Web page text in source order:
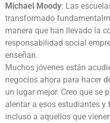
Michael Moody: Las
transformado
manera que han llevado la
responsabilidad social
enseñan.
Muchos jóvenes están
negocios ahora para hacer
un lugar mejor. Creo que se
alentar a esos estudiantes y
incluso a aquellos que